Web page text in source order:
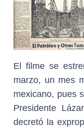
El filme se
marzo, un mes
mexicano, pues
Presidente
decretó la